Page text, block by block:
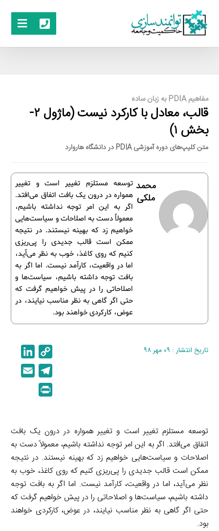
مفاهیم PDIA به زبان ساده
قالب، معادل با کارکرد نیست (ماژول ۲-
بخش ۱)
متن کلیپ‌های دوره آموزشی PDIA در دانشگاه هاروارد
توسعه مستلزم تغییر است و تغییر
همواره در درون یک بافت اتفاق می‌افتد.
اگر به این امر توجه نداشته باشیم،
معمولاً دست به اصلاحات و سیاست‌هایی
خواهیم زد که بهینه نیستند. در نتیجه
ممکن است قالب جدیدی را پی‌ریزی
کنیم که روی کاغذ، خوب به نظر می‌آید،
اما در واقعیت، کارآمد نیست. اما اگر به
بافت توجه داشته باشیم، سیاست‌ها و
اصلاحاتی را در پیش خواهیم گرفت که
حتی اگر گاهی به نظر مناسب نیایند، در
عوض، کارکردی خواهند بود.
محمد
ملکی
تاریخ انتشار : ۰۹ مهر ۹۸
o
p
y
n
k
i
n
I
n
e
l
g
r
a
m
l
n
t
توسعه مستلزم تغییر است و تغییر همواره در درون یک بافت
اتفاق می‌افتد. اگر به این امر توجه نداشته باشیم، معمولاً دست به
اصلاحات و سیاست‌هایی خواهیم زد که بهینه نیستند. در نتیجه
ممکن است قالب جدیدی را پی‌ریزی کنیم که روی کاغذ، خوب به
نظر می‌آید، اما در واقعیت، کارآمد نیست. اما اگر به بافت توجه
داشته باشیم، سیاست‌ها و اصلاحاتی را در پیش خواهیم گرفت که
حتی اگر گاهی به نظر مناسب نیایند، در عوض، کارکردی خواهند
بود.